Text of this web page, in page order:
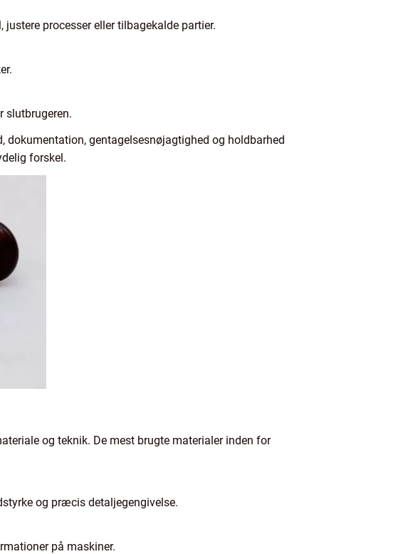
processer eller tilbagekalde partier.
slutbrugeren.
dokumentation, gentagelsesnøjagtighed og holdbarhed
forskel.
og teknik. De mest brugte materialer inden for
og præcis detaljegengivelse.
på maskiner.